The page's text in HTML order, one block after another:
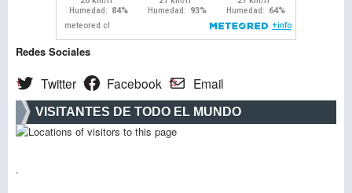
Redes Sociales
Twitter Facebook Email
VISITANTES DE TODO EL MUNDO
.